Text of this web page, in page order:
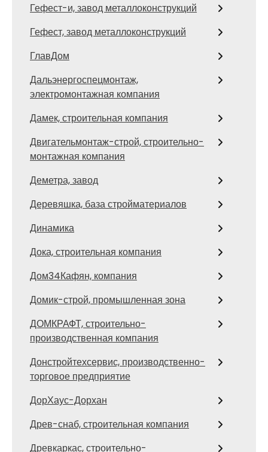
Гефест-и, завод металлоконструкций
Гефест, завод металлоконструкций
ГлавДом
Дальэнергоспецмонтаж,
электромонтажная компания
Дамек, строительная компания
Двигательмонтаж-строй, строительно-
монтажная компания
Деметра, завод
Деревяшка, база стройматериалов
Динамика
Дока, строительная компания
Дом34Кафян, компания
Домик-строй, промышленная зона
ДОМКРАФТ, строительно-
производственная компания
Донстройтехсервис, производственно-
торговое предприятие
ДорХаус-Дорхан
Древ-снаб, строительная компания
Древкаркас, строительно-